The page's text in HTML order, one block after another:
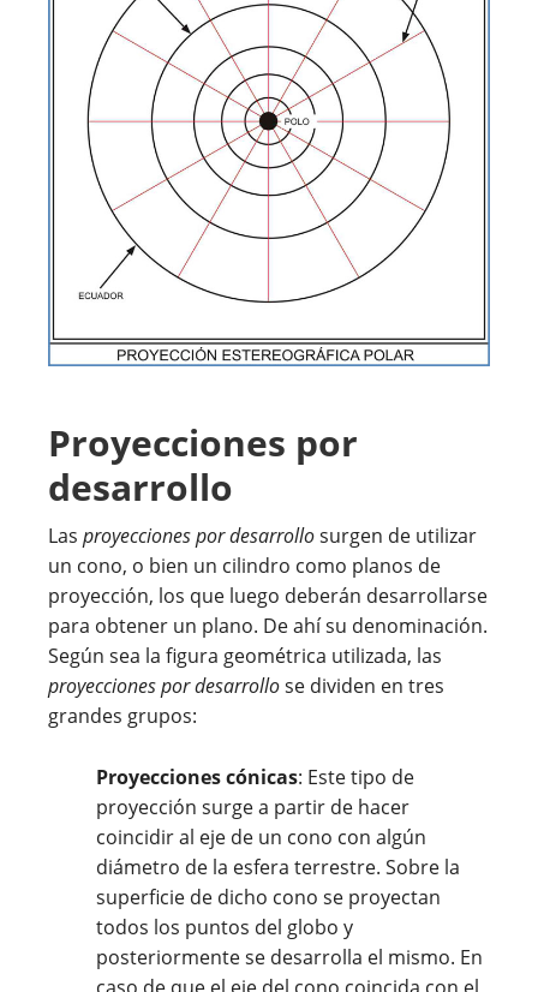
Proyecciones por
desarrollo
Las proyecciones por desarrollosurgen de utilizar
un cono, o bien un cilindro como planos de
proyección, los que luego deberán desarrollarse
para obtener un plano. De ahí su denominación.
Según sea la figura geométrica utilizada, las
proyecciones por desarrollose dividen en tres
grandes grupos:
Proyecciones cónicas: Este tipo de
proyección surge a partir de hacer
coincidir al eje de un cono con algún
diámetro de la esfera terrestre. Sobre la
superficie de dicho cono se proyectan
todos los puntos del globo y
posteriormente se desarrolla el mismo. En